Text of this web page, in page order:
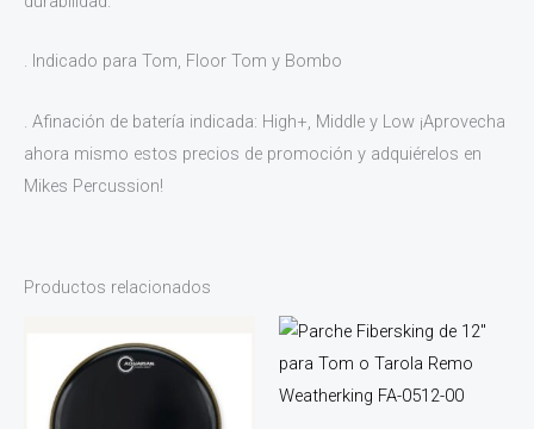
. Indicado para Tom, Floor Tom y Bombo
. Afinación de batería indicada: High+, Middle y Low ¡Aprovecha
ahora mismo estos precios de promoción y adquiérelos en
Mikes Percussion!
Productos relacionados